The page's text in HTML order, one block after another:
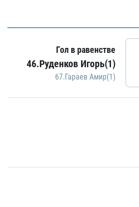
Гол в равенстве
46.Руденков Игорь(1)
67.Гараев Амир(1)